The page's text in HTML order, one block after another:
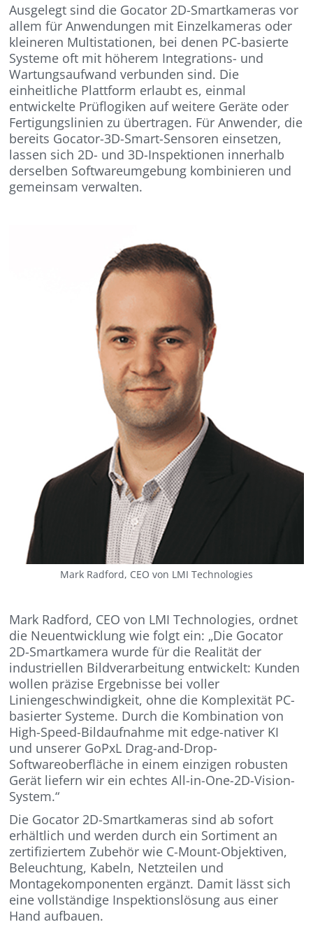
Ausgelegt sind die Gocator 2D-Smartkameras vor
allem für Anwendungen mit Einzelkameras oder
kleineren Multistationen, bei denen PC-basierte
Systeme oft mit höherem Integrations- und
Wartungsaufwand verbunden sind. Die
einheitliche Plattform erlaubt es, einmal
entwickelte Prüflogiken auf weitere Geräte oder
Fertigungslinien zu übertragen. Für Anwender, die
bereits Gocator-3D-Smart-Sensoren einsetzen,
lassen sich 2D- und 3D-Inspektionen innerhalb
derselben Softwareumgebung kombinieren und
gemeinsam verwalten.
Mark Radford, CEO von LMI Technologies
Mark Radford, CEO von LMI Technologies, ordnet
die Neuentwicklung wie folgt ein: „Die Gocator
2D-Smartkamera wurde für die Realität der
industriellen Bildverarbeitung entwickelt: Kunden
wollen präzise Ergebnisse bei voller
Liniengeschwindigkeit, ohne die Komplexität PC-
basierter Systeme. Durch die Kombination von
High-Speed-Bildaufnahme mit edge-nativer KI
und unserer GoPxL Drag-and-Drop-
Softwareoberfläche in einem einzigen robusten
Gerät liefern wir ein echtes All-in-One-2D-Vision-
System.“
Die Gocator 2D-Smartkameras sind ab sofort
erhältlich und werden durch ein Sortiment an
zertifiziertem Zubehör wie C-Mount-Objektiven,
Beleuchtung, Kabeln, Netzteilen und
Montagekomponenten ergänzt. Damit lässt sich
eine vollständige Inspektionslösung aus einer
Hand aufbauen.